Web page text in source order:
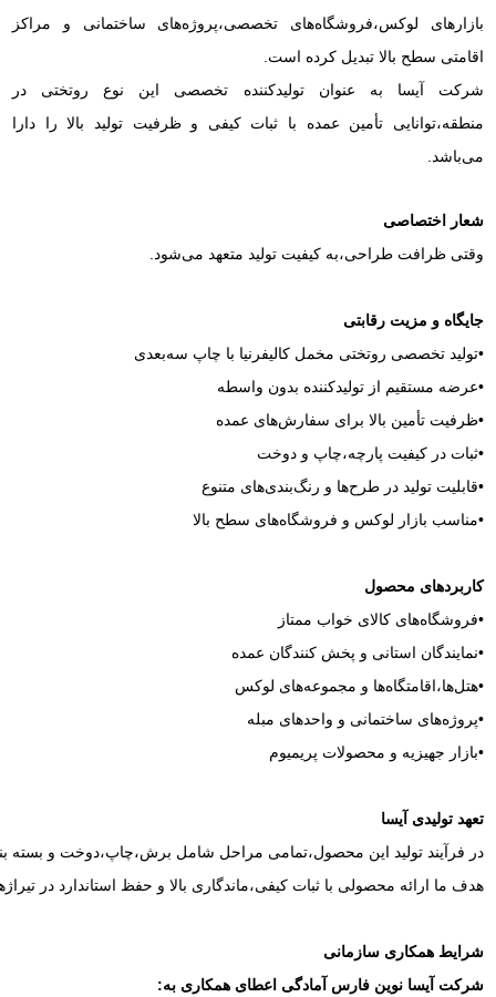
بازارهای لوکس،فروشگاه‌های تخصصی،پروژه‌های ساختمانی و مراکز
اقامتی سطح بالا تبدیل کرده است.
شرکت آیسا به عنوان تولیدکننده تخصصی این نوع روتختی در
منطقه،توانایی تأمین عمده با ثبات کیفی و ظرفیت تولید بالا را دارا
می‌باشد.
شعار اختصاصی
وقتی ظرافت طراحی،به کیفیت تولید متعهد می‌شود.
جایگاه و مزیت رقابتی
•تولید تخصصی روتختی مخمل کالیفرنیا با چاپ سه‌بعدی
•عرضه مستقیم از تولیدکننده بدون واسطه
•ظرفیت تأمین بالا برای سفارش‌های عمده
•ثبات در کیفیت پارچه،چاپ و دوخت
•قابلیت تولید در طرح‌ها و رنگ‌بندی‌های متنوع
•مناسب بازار لوکس و فروشگاه‌های سطح بالا
کاربردهای محصول
•فروشگاه‌های کالای خواب ممتاز
•نمایندگان استانی و پخش‌ کنندگان عمده
•هتل‌ها،اقامتگاه‌ها و مجموعه‌های لوکس
•پروژه‌های ساختمانی و واحدهای مبله
•بازار جهیزیه و محصولات پریمیوم
تعهد تولیدی آیسا
در فرآیند تولید این محصول،تمامی مراحل شامل برش،چاپ،دوخت و بسته‌
هدف ما ارائه محصولی با ثبات کیفی،ماندگاری بالا و حفظ استاندارد در
شرایط همکاری سازمانی
شرکت آیسا نوین فارس آمادگی اعطای همکاری به: